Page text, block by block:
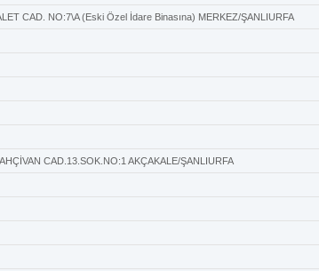
CAD. NO:7\A (Eski Özel İdare Binasına) MERKEZ/ŞANLIURFA
CAD.13.SOK.NO:1 AKÇAKALE/ŞANLIURFA